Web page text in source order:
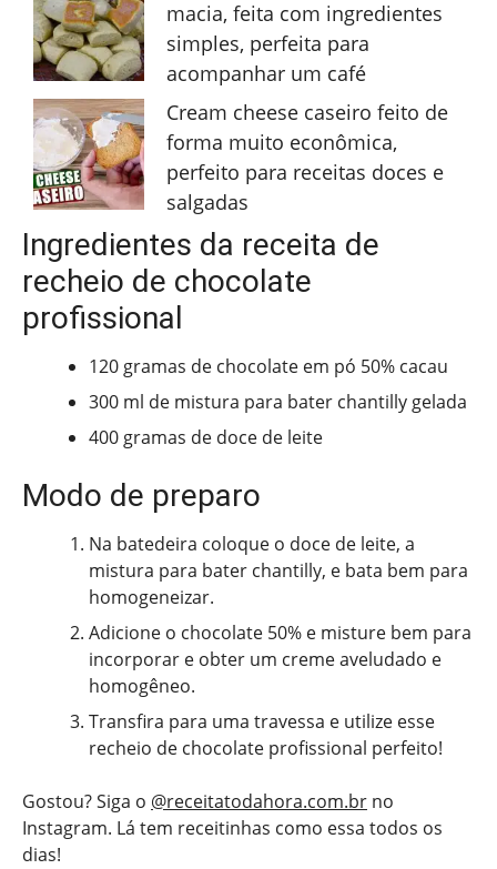
macia, feita com ingredientes
simples, perfeita para
acompanhar um café
Cream cheese caseiro feito de
forma muito econômica,
perfeito para receitas doces e
salgadas
Ingredientes da receita de
recheio de chocolate
profissional
120 gramas de chocolate em pó 50% cacau
300 ml de mistura para bater chantilly gelada
400 gramas de doce de leite
Modo de preparo
Na batedeira coloque o doce de leite, a
mistura para bater chantilly, e bata bem para
homogeneizar.
Adicione o chocolate 50% e misture bem para
incorporar e obter um creme aveludado e
homogêneo.
Transfira para uma travessa e utilize esse
recheio de chocolate profissional perfeito!
Gostou? Siga o @receitatodahora.com.br no
Instagram. Lá tem receitinhas como essa todos os
dias!